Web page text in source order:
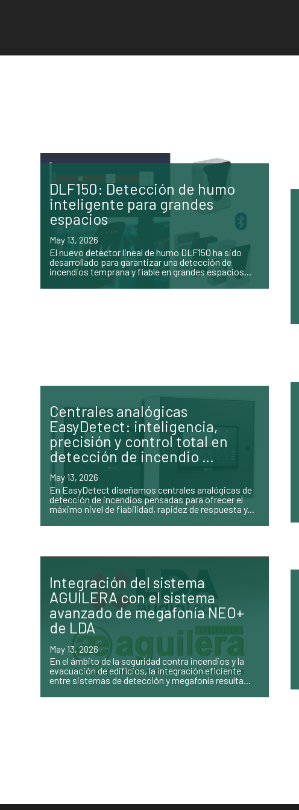
DLF150: Detección de humo
inteligente para grandes
espacios
May 13, 2026
El nuevo detector lineal de humo DLF150 ha sido
desarrollado para garantizar una detección de
incendios temprana y fiable en grandes espacios...
Centrales analógicas
EasyDetect: inteligencia,
precisión y control total en
detección de incendio …
May 13, 2026
En EasyDetect diseñamos centrales analógicas de
detección de incendios pensadas para ofrecer el
máximo nivel de fiabilidad, rapidez de respuesta y...
Integración del sistema
AGUILERA con el sistema
avanzado de megafonía NEO+
de LDA
May 13, 2026
En el ámbito de la seguridad contra incendios y la
evacuación de edificios, la integración eficiente
entre sistemas de detección y megafonía resulta...